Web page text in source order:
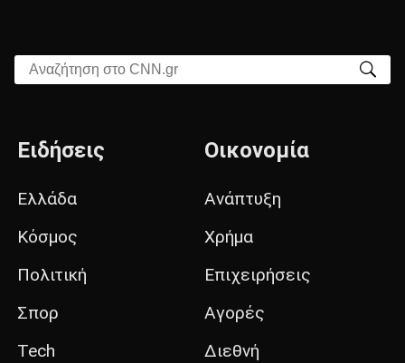
Αναζήτηση στο CNN.gr
Ειδήσεις
Ελλάδα
Κόσμος
Πολιτική
Σπορ
Tech
Οικονομία
Ανάπτυξη
Χρήμα
Επιχειρήσεις
Αγορές
Διεθνή